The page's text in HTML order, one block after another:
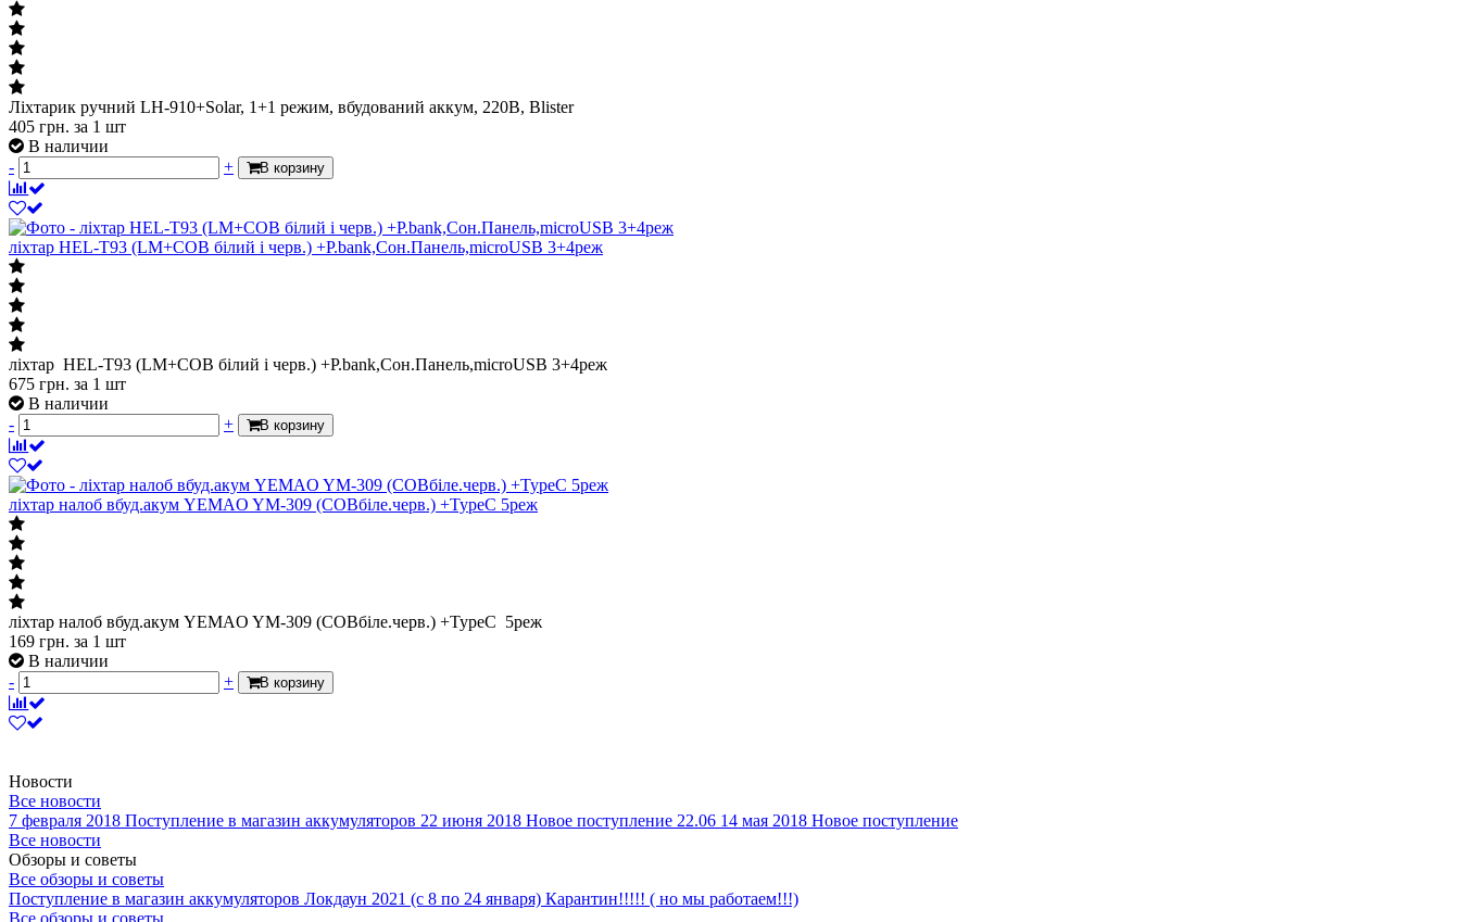
Ліхтарик ручний LH-910+Solar, 1+1 режим, вбудований аккум, 220B, Blister
405 грн. за 1 шт
В наличии
-
+ В корзину
ліхтар HEL-T93 (LM+COB білий і черв.) +P.bank,Сон.Панель,microUSB 3+4реж
ліхтар HEL-T93 (LM+COB білий і черв.) +P.bank,Сон.Панель,microUSB 3+4реж
675 грн. за 1 шт
В наличии
-
+ В корзину
ліхтар налоб вбуд.акум YEMAO YM-309 (COBбіле.черв.) +TypeC 5реж
ліхтар налоб вбуд.акум YEMAO YM-309 (COBбіле.черв.) +TypeC 5реж
169 грн. за 1 шт
В наличии
-
+ В корзину
Новости
Все новости
7 февраля 2018 Поступление в магазин аккумуляторов 22 июня 2018 Новое поступление 22.06 14 мая 2018 Новое поступление
Все новости
Обзоры и советы
Все обзоры и советы
Поступление в магазин аккумуляторов Локдаун 2021 (с 8 по 24 января) Карантин!!!!! ( но мы работаем!!!)
Все обзоры и советы